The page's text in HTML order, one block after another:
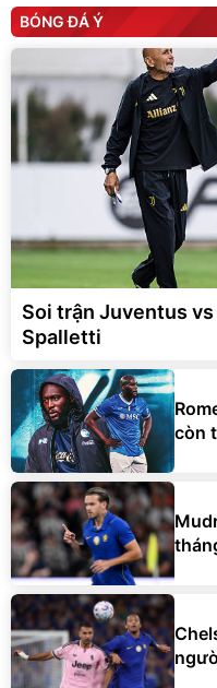
BÓNG ĐÁ Ý
Soi trận Juventus
Spalletti
còn